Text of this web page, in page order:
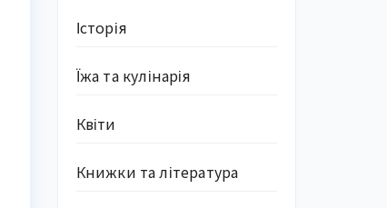
Історія
Їжа та кулінарія
Квіти
Книжки та література